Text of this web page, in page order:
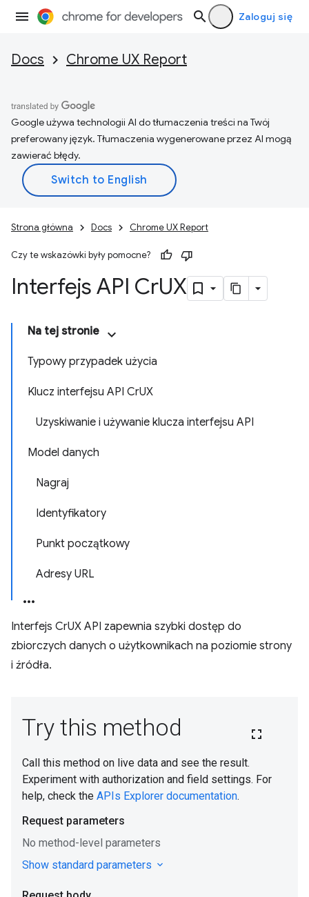
Zaloguj się
Docs Chrome UX Report
Google używa technologii AI do tłumaczenia treści na Twój
preferowany język. Tłumaczenia wygenerowane przez AI mogą
zawierać błędy.
Strona główna Docs Chrome UX Report
Czy te wskazówki były pomocne?
Interfejs API CrUX
Na tej stronie
Typowy przypadek użycia
Klucz interfejsu API CrUX
Uzyskiwanie i używanie klucza interfejsu API
Model danych
Nagraj
Identyfikatory
Punkt początkowy
Adresy URL
Interfejs CrUX API zapewnia szybki dostęp do
zbiorczych danych o użytkownikach na poziomie strony
i źródła.